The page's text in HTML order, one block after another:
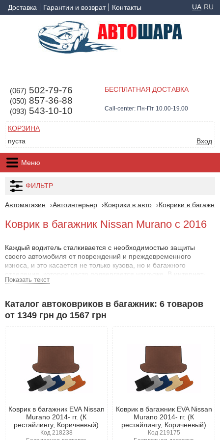
Доставка Гарантии и возврат Контакты UA RU
(067) 502-79-76
(050) 857-36-88
(093) 543-10-10
БЕСПЛАТНАЯ ДОСТАВКА
Call-center: Пн-Пт 10.00-19.00
КОРЗИНА
пуста
Вход
Меню
ФИЛЬТР
Автомагазин Автоинтерьер Коврики в авто Коврики в
Коврик в багажник Nissan Murano с 2016
Каждый водитель сталкивается с необходимостью защиты
своего автомобиля от повреждений и преждевременного
износа, и это касается не только кузова, но и багажного
отделения, которое часто подвергается нагрузке. В интернет-
магазине АвтоШара вы можете приобрести коврик в багажник
Продукция отличается отличным качеством и доступна для
любого владельца автомобиля. Ассортимент товара достаточно
Коврик для багажника Ниссан Мурано - это не просто полезный
аксессуар, а обязательная деталь для вашего автомобиля. Он
эффективно защищает багажник от грязи, возможной коррозии
и механических повреждений, а также выполняет декоративную
Кроме того, коврик помогает обновить внешний вид вашего
автомобиля, подчеркивая вкус владельца. Поэтому при выборе
важно уделить внимание нескольким аспектам.
Показать текст
Каталог автоковриков в багажник: 6 товаров
от 1349 грн до 1567 грн
Коврик в багажник EVA Nissan
Murano 2014- гг. (К
рестайлингу, Коричневый)
Код 218238
Коврик в багажник EVA Nissan
Murano 2014- гг. (К
рестайлингу, Коричневый)
Код 219175